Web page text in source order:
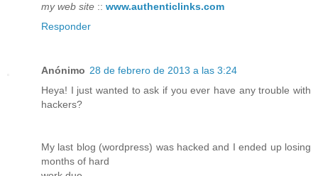
my web site :: www.authenticlinks.com
Responder
Anónimo 28 de febrero de 2013 a las 3:24
Heya! I just wanted to ask if you ever have any trouble with
hackers?
My last blog (wordpress) was hacked and I ended up losing
months of hard